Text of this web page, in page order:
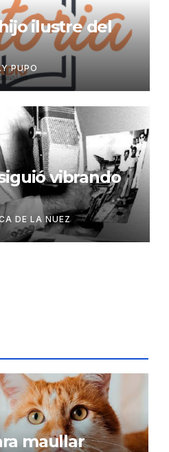
ilustre del
PUPO
vibrando
DE LA NUEZ
maullar